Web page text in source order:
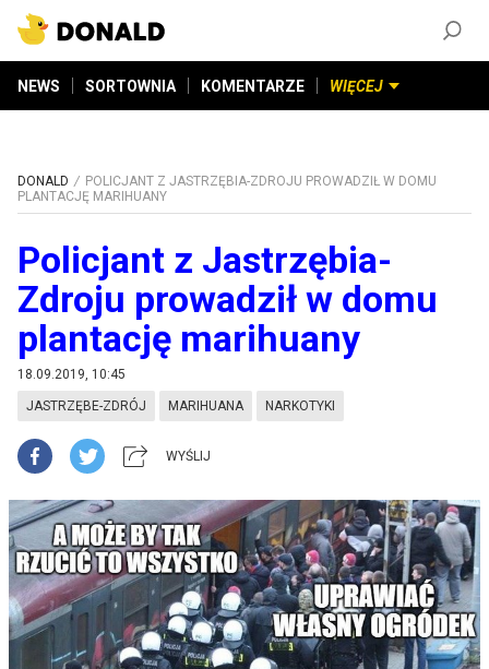
NEWS SORTOWNIA KOMENTARZE WIĘCEJ
DONALD
POLICJANT Z JASTRZĘBIA-ZDROJU PROWADZIŁ W DOMU
PLANTACJĘ MARIHUANY
Policjant z Jastrzębia-
Zdroju prowadził w domu
plantację marihuany
18.09.2019, 10:45
JASTRZĘBE-ZDRÓJ MARIHUANA NARKOTYKI
WYŚLIJ